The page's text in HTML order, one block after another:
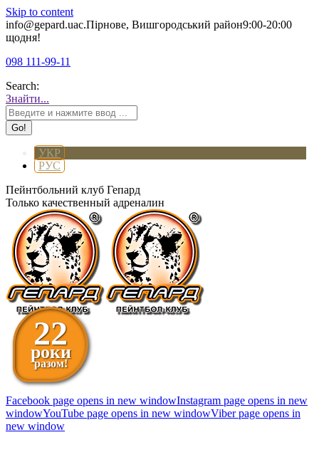
Skip to content
info@gepard.uaс.Пірнове, Вишгородський район9:00-20:00
щодня!
098 111-99-11
Search:
Знайти...
УКР
РУС
Пейнтбольний клуб Гепард
Только качественный адреналин
22
роки
разом!
Facebook page opens in new windowInstagram page opens in new
windowYouTube page opens in new windowViber page opens in
new window